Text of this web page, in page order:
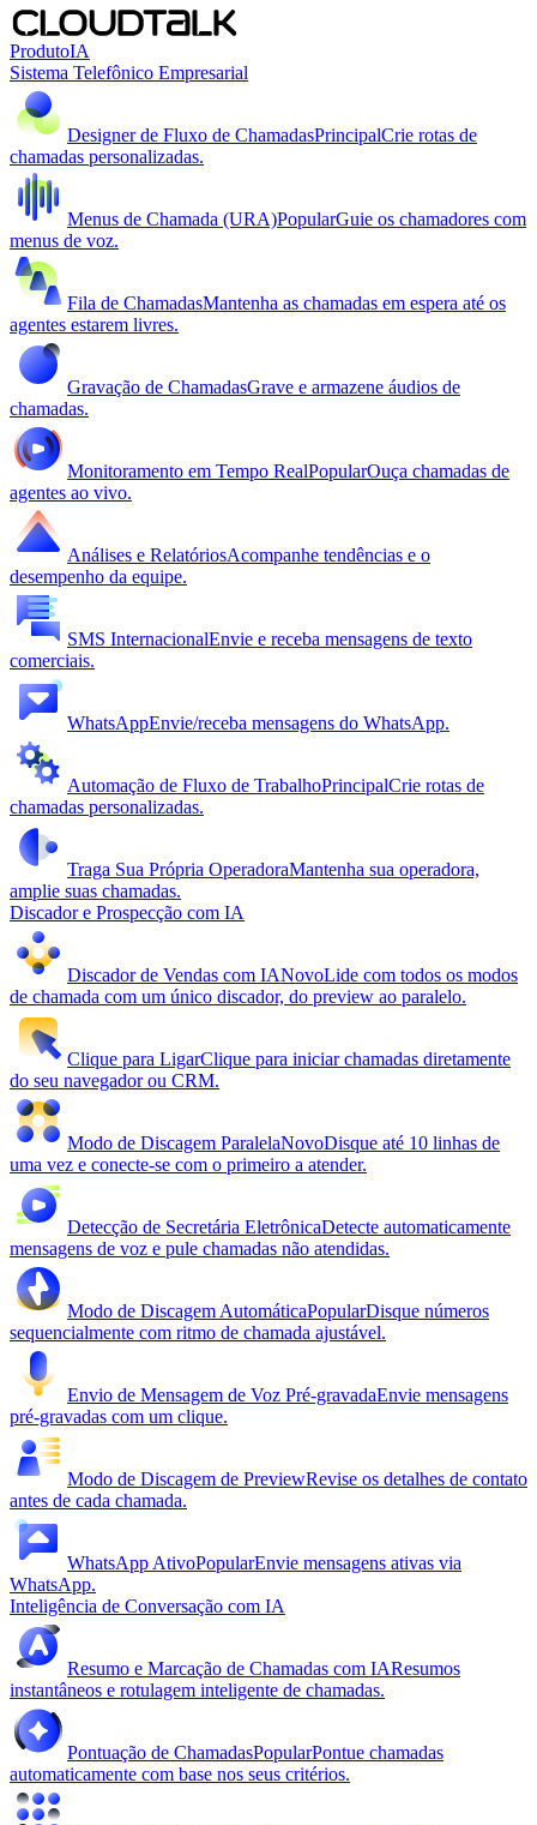
ProdutoIA
Sistema Telefônico Empresarial
Designer de Fluxo de ChamadasPrincipalCrie rotas de
chamadas personalizadas.
Menus de Chamada (URA)PopularGuie os chamadores com
menus de voz.
Fila de ChamadasMantenha as chamadas em espera até os
agentes estarem livres.
Gravação de ChamadasGrave e armazene áudios de
chamadas.
Monitoramento em Tempo RealPopularOuça chamadas de
agentes ao vivo.
Análises e RelatóriosAcompanhe tendências e o
desempenho da equipe.
SMS InternacionalEnvie e receba mensagens de texto
comerciais.
WhatsAppEnvie/receba mensagens do WhatsApp.
Automação de Fluxo de TrabalhoPrincipalCrie rotas de
chamadas personalizadas.
Traga Sua Própria OperadoraMantenha sua operadora,
amplie suas chamadas.
Discador e Prospecção com IA
Discador de Vendas com IANovoLide com todos os modos
de chamada com um único discador, do preview ao paralelo.
Clique para LigarClique para iniciar chamadas diretamente
do seu navegador ou CRM.
Modo de Discagem ParalelaNovoDisque até 10 linhas de
uma vez e conecte-se com o primeiro a atender.
Detecção de Secretária EletrônicaDetecte automaticamente
mensagens de voz e pule chamadas não atendidas.
Modo de Discagem AutomáticaPopularDisque números
sequencialmente com ritmo de chamada ajustável.
Envio de Mensagem de Voz Pré-gravadaEnvie mensagens
pré-gravadas com um clique.
Modo de Discagem de PreviewRevise os detalhes de contato
antes de cada chamada.
WhatsApp AtivoPopularEnvie mensagens ativas via
WhatsApp.
Inteligência de Conversação com IA
Resumo e Marcação de Chamadas com IAResumos
instantâneos e rotulagem inteligente de chamadas.
Pontuação de ChamadasPopularPontue chamadas
automaticamente com base nos seus critérios.